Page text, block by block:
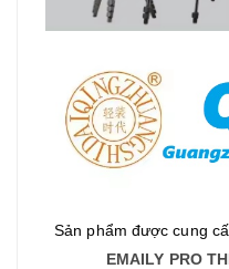
Sản phẩm được cung
EMAILY PRO